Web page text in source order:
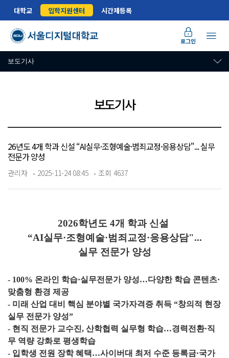
대학교 입학지원센터 시간제등록
로그인
보도기사
보도기사
26년도 4개 학과 신설 “AI실무·조형예술·범죄교정·응용상담"... 실무
전문가 양성
관리자 2025-11-24 08:45 조회 4637
2026학년도 4개 학과 신설
“AI실무·조형예술·범죄교정·응용상담"...
실무 전문가 양성
- 100% 온라인 학습·실무전문가 양성…다양한 학습 콘텐츠·
맞춤형 환경 제공
- 미래 산업 대비 핵심 분야별 국가자격증 취득 “창의적 현장
실무 전문가 양성”
- 현직 전문가 교수진, 산학협력 실무형 학습…경력전환·직
무 역량 강화로 평생학습
- 입학생 전원 장학 혜택…사이버대 최저 수준 등록금·국가